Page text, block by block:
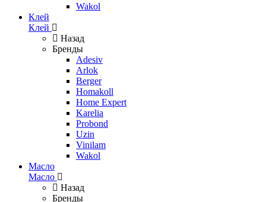
Wakol
Клей
Клей
Назад
Бренды
Adesiv
Arlok
Berger
Homakoll
Home Expert
Karelia
Probond
Uzin
Vinilam
Wakol
Масло
Масло
Назад
Бренды